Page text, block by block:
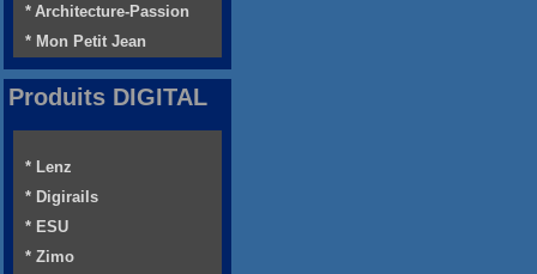
* Architecture-Passion
* Mon Petit Jean
Produits DIGITAL
* Lenz
* Digirails
* ESU
* Zimo